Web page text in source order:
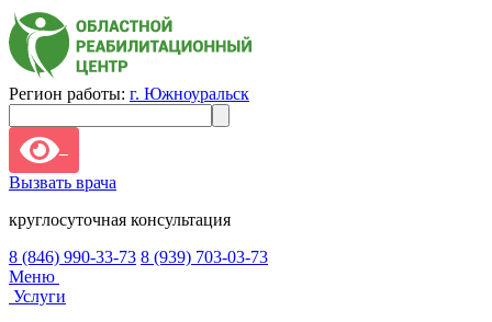
Регион работы: г. Южноуральск
Вызвать врача
круглосуточная консультация
8 (846) 990-33-73 8 (939) 703-03-73
Меню
Услуги